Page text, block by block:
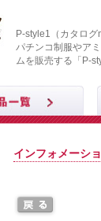
P-style1（カタログ
パチンコ制服やア
ムを販売する「P-
インフォメーシ